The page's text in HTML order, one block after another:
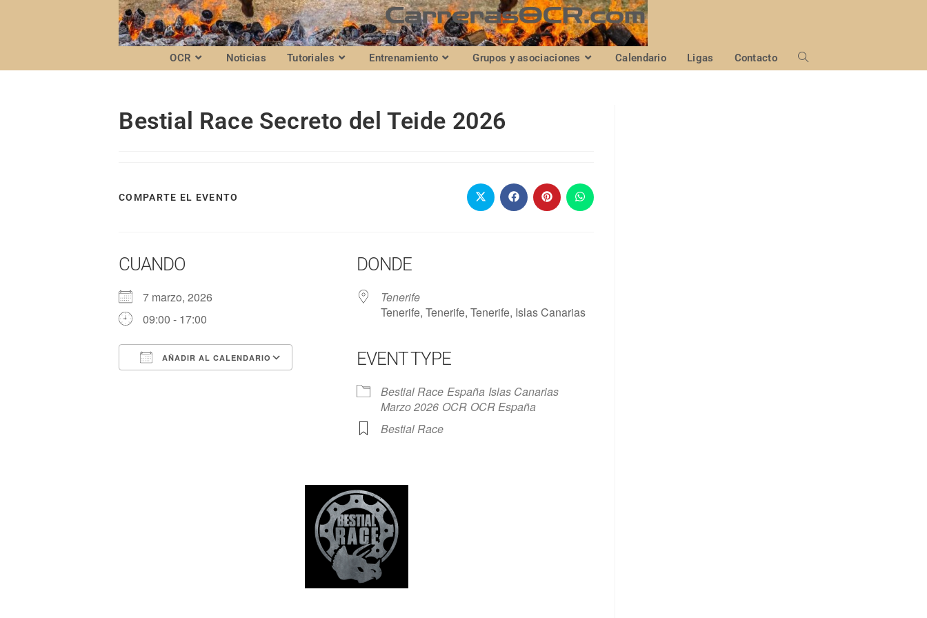
OCR Noticias Tutoriales Entrenamiento Grupos y asociaciones Calendario Ligas Contacto
Bestial Race Secreto del Teide 2026
COMPARTE EL EVENTO
CUANDO
7 marzo, 2026
09:00 - 17:00
AÑADIR AL CALENDARIO
Google Calendar
DONDE
Tenerife
Tenerife, Tenerife, Tenerife, Islas Canarias
EVENT TYPE
Bestial Race España Islas Canarias
Marzo 2026 OCR OCR España
Bestial Race